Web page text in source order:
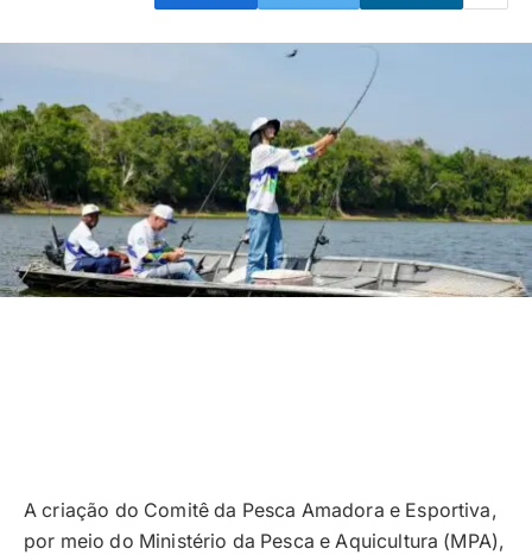
A criação do Comitê da Pesca Amadora e Esportiva,
por meio do Ministério da Pesca e Aquicultura (MPA),